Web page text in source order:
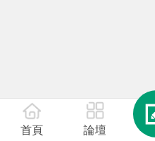
首頁 論壇